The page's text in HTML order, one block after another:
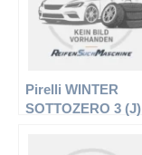
Pirelli WINTER
SOTTOZERO 3 (J)